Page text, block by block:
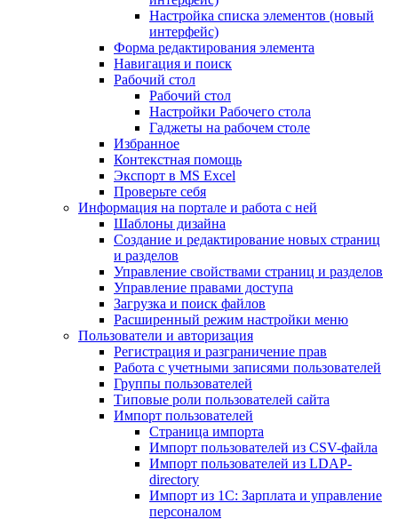
Настройка списка элементов (новый
интерфейс)
Форма редактирования элемента
Навигация и поиск
Рабочий стол
Рабочий стол
Настройки Рабочего стола
Гаджеты на рабочем столе
Избранное
Контекстная помощь
Экспорт в MS Excel
Проверьте себя
Информация на портале и работа с ней
Шаблоны дизайна
Создание и редактирование новых страниц
и разделов
Управление свойствами страниц и разделов
Управление правами доступа
Загрузка и поиск файлов
Расширенный режим настройки меню
Пользователи и авторизация
Регистрация и разграничение прав
Работа с учетными записями пользователей
Группы пользователей
Типовые роли пользователей сайта
Импорт пользователей
Страница импорта
Импорт пользователей из CSV-файла
Импорт пользователей из LDAP-
directory
Импорт из 1С: Зарплата и управление
персоналом